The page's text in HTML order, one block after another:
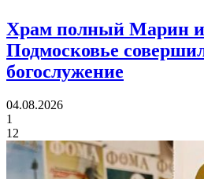
Храм полный Марин
Подмосковье
богослужение
04.08.2026
1
12